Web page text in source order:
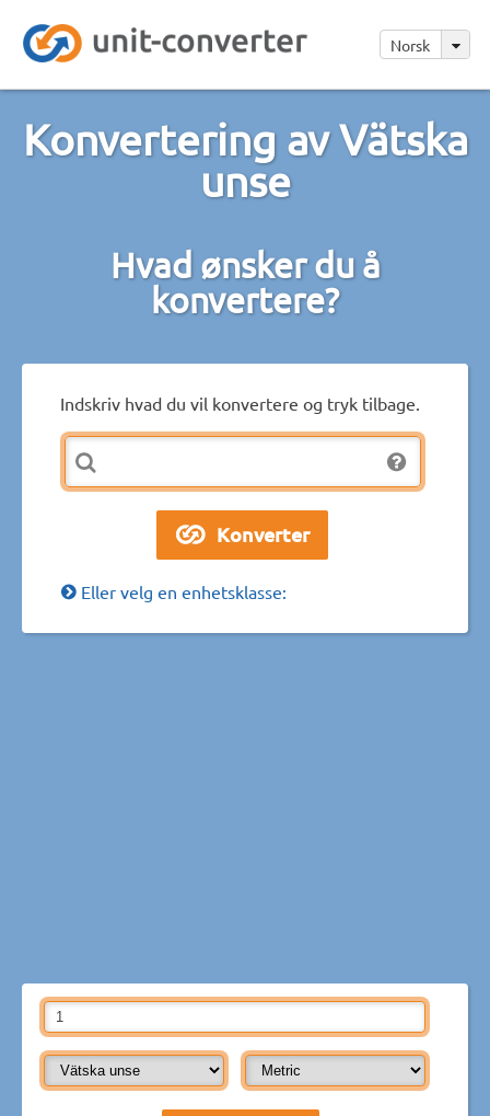
Norsk
Konvertering av Vätska
unse
Hvad ønsker du å
konvertere?
Indskriv hvad du vil konvertere og tryk tilbage.
Eller velg en enhetsklasse: